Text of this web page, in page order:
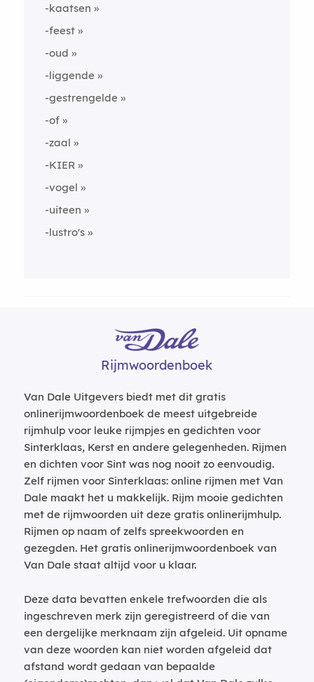
-kaatsen
-feest
-oud
-liggende
-gestrengelde
-of
-zaal
-KIER
-vogel
-uiteen
-lustro's
Rijmwoordenboek
Van Dale Uitgevers biedt met dit gratis
onlinerijmwoordenboek de meest uitgebreide
rijmhulp voor leuke rijmpjes en gedichten voor
Sinterklaas, Kerst en andere gelegenheden. Rijmen
en dichten voor Sint was nog nooit zo eenvoudig.
Zelf rijmen voor Sinterklaas: online rijmen met Van
Dale maakt het u makkelijk. Rijm mooie gedichten
met de rijmwoorden uit deze gratis onlinerijmhulp.
Rijmen op naam of zelfs spreekwoorden en
gezegden. Het gratis onlinerijmwoordenboek van
Van Dale staat altijd voor u klaar.
Deze data bevatten enkele trefwoorden die als
ingeschreven merk zijn geregistreerd of die van
een dergelijke merknaam zijn afgeleid. Uit opname
van deze woorden kan niet worden afgeleid dat
afstand wordt gedaan van bepaalde